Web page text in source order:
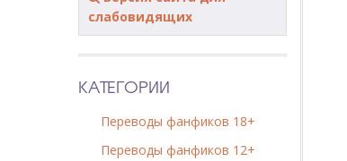
слабовидящих
КАТЕГОРИИ
Переводы фанфиков 18+
Переводы фанфиков 12+